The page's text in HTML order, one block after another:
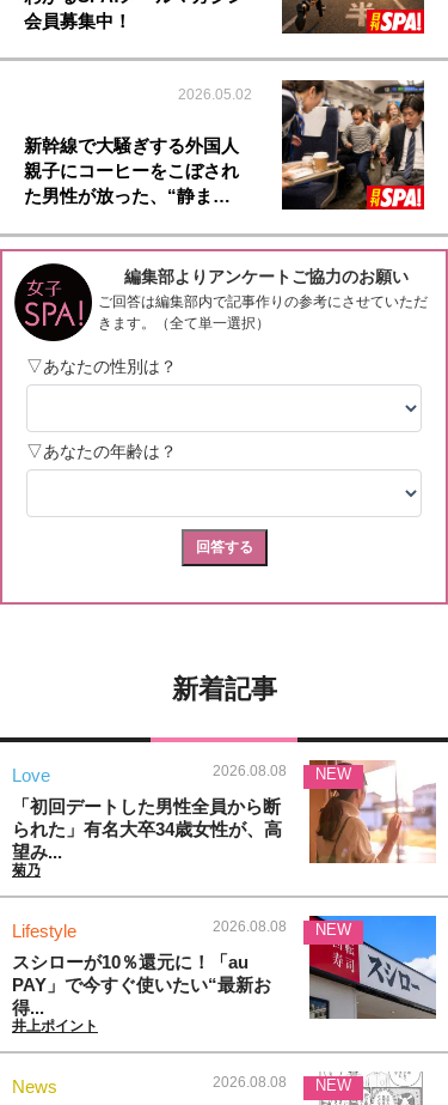
会員募集中！
2026.05.02
新幹線で大騒ぎする外国人
親子にコーヒーをこぼされ
た男性が放った、“静ま…
新着記事
Love 2026.08.08
「初回デートした男性全員から断
られた」有名大卒34歳女性が、高
望み...
菊乃
NEW
Lifestyle 2026.08.08
スシローが10％還元に！「au
PAY」で今すぐ使いたい“最新お
得...
井上ポイント
NEW
News 2026.08.08 NEW